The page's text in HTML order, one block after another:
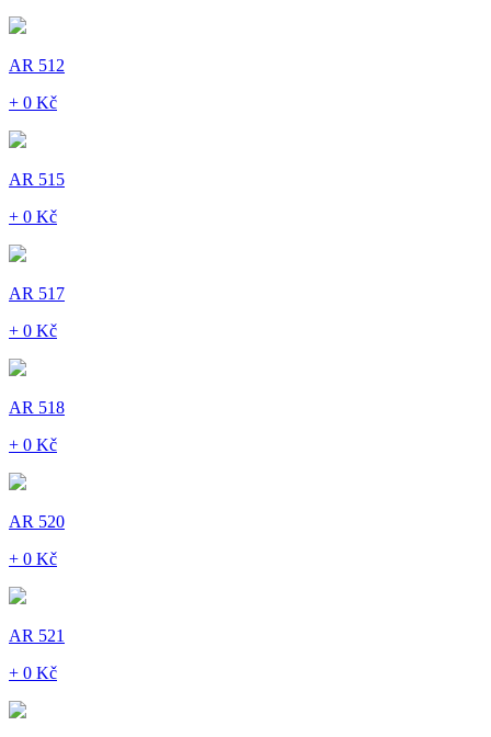
AR 512
+ 0 Kč
AR 515
+ 0 Kč
AR 517
+ 0 Kč
AR 518
+ 0 Kč
AR 520
+ 0 Kč
AR 521
+ 0 Kč